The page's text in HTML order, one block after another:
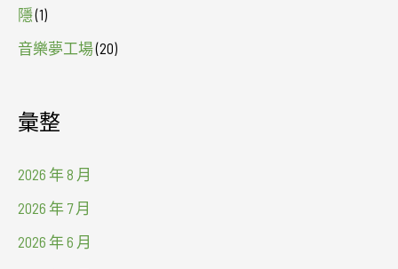
隱(1)
音樂夢工場(20)
彙整
2026 年 8 月
2026 年 7 月
2026 年 6 月